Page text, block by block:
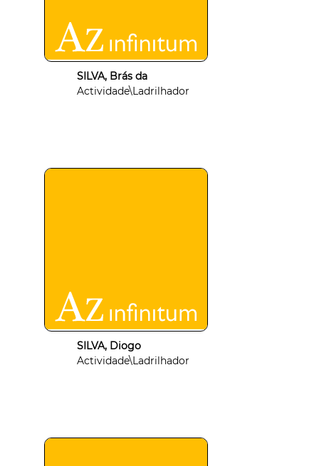
SILVA, Brás da
Actividade\Ladrilhador
SILVA, Diogo
Actividade\Ladrilhador